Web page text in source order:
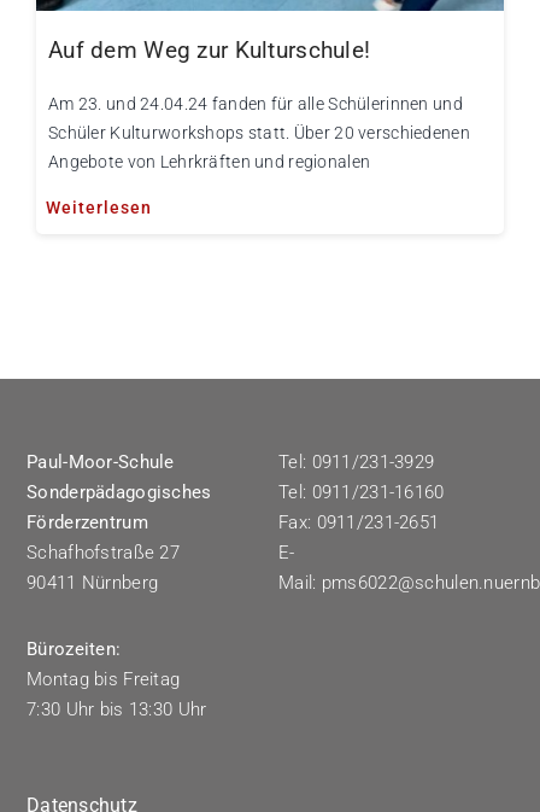
Auf dem Weg zur Kulturschule!
Am 23. und 24.04.24 fanden für alle Schülerinnen und
Schüler Kulturworkshops statt. Über 20 verschiedenen
Angebote von Lehrkräften und regionalen
Weiterlesen
Paul-Moor-Schule
Sonderpädagogisches
Förderzentrum
Schafhofstraße 27
90411 Nürnberg
Bürozeiten:
Montag bis Freitag
7:30 Uhr bis 13:30 Uhr
Tel: 0911/231-3929
Tel: 0911/231-16160
Fax: 0911/231-2651
E-
Mail:
Datenschutz